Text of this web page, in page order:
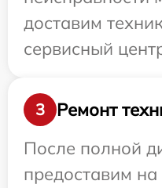
доставим
сервисный
3
Ремонт
После полной
предоставим